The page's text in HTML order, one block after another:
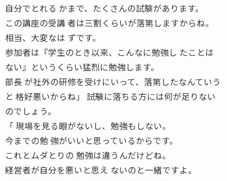
自分でとれる かまで、たくさんの試験があります。
この講座の受講 者は三割くらいが落第しますからね。
相当、大変なは ずです。
参加者は『学生のとき以来、こんなに勉強し たことは
ない』というくらい猛烈に勉強します。
部長 が社外の研修を受けにいって、落第したなんていう
と 格好悪いからね」 ――試験に落ちる方には何が足りない
のでしょう。
「 現場を見る眼がないし、勉強もしない。
今までの勉 強がいいと思っているからです。
これとムダとりの 勉強は違うんだけどね。
経営者が自分を悪いと思え ないのと一緒ですよ。